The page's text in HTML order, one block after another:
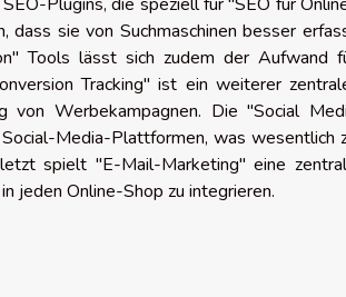
sie von Suchmaschinen besser
Tools lässt sich zudem der Aufwand
Tracking" ist ein weiterer
von Werbekampagnen. Die "Social
Media-Plattformen, was wesentlich
spielt "E-Mail-Marketing" eine
jeden Online-Shop zu integrieren.